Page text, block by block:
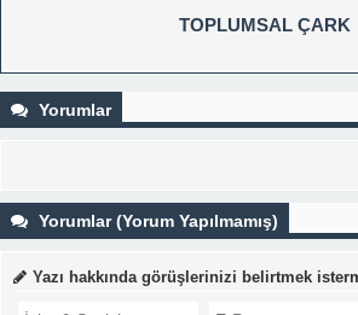
TOPLUMSAL ÇARK
Yorumlar
Yorumlar (Yorum Yapılmamış)
Yazı hakkında görüşlerinizi belirtmek